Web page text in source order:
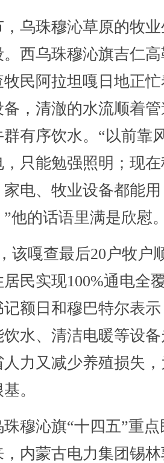
珠穆沁草原的牧业
西乌珠穆沁旗吉仁
民阿拉坦嘎日地正
，清澈的水流顺着
群有序饮水。“以前靠
只能勉强照明；现
电、牧业设备都能
他的话语里满是欣慰
嘎查最后20户牧户
民实现100%通电全
额日和穆巴特尔表
水、清洁电暖等设
力又减少养殖损失
。
沁旗“十四五”重点
内蒙古电力集团锡